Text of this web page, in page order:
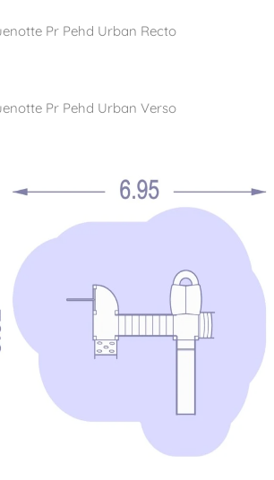
Pr Pehd Urban Recto
Pr Pehd Urban Verso